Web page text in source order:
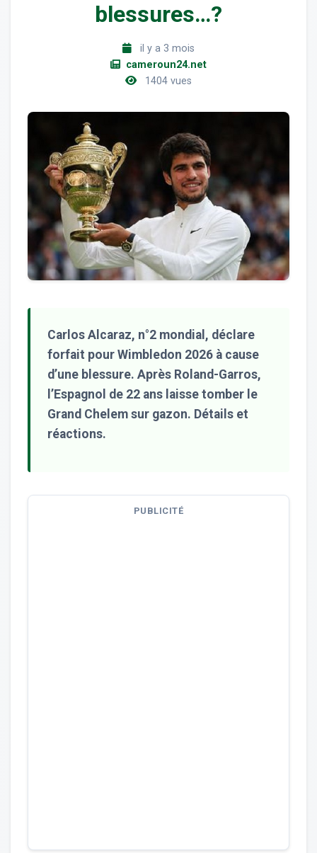
blessures…?
il y a 3 mois
cameroun24.net
1404 vues
Carlos Alcaraz, n°2 mondial, déclare
forfait pour Wimbledon 2026 à cause
d’une blessure. Après Roland-Garros,
l’Espagnol de 22 ans laisse tomber le
Grand Chelem sur gazon. Détails et
réactions.
PUBLICITÉ